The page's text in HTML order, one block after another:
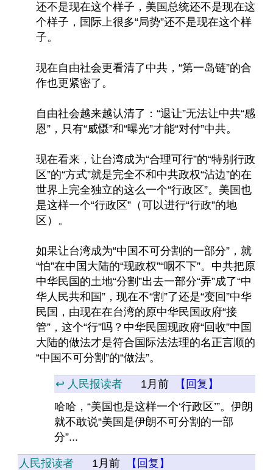
还不是现在这个样子，美国总统还不是现在这
个样子，国际上很多“局势”还不是现在这个样
子。
现在自由社会更看清了中共，“第一岛链”的合
作也更紧密了。
自由社会越来越认清了：“退让”无法让中共“感
恩”，只有“威慑”和“曝光”才能“对付”中共。
现在看来，让台湾成为“合理可行”的“特别行政
区”的“方式”就是完全不和中共政权“沾边”的在
世界上完全独立的这么一个“行政区”。美国也
是这样一个“行政区”（可以进行“行政”的地
区）。
如果让台湾成为“中国不可分割的一部分”，就
“怕”在中国大陆的“现政权”“咽不下”。中共把原
中华民国的土地“分割”出去一部分“弄”成了“中
华人民共和国”，现在不“割”了还是“变回”中华
民国，由现在在台湾的原中华民国政府“接
管”，这个“行”吗？中华民国现政府“回收”中国
大陆的做法才是符合国际法法理的名正言顺的
“中国不可分割”的“做法”。
↩️ 人民报读者 1月前
【回复】
哈哈，“美国也是这样一个‘行政区’”。伊朗
就不敢说“美国是伊朗不可分割的一部
分”...
人民报读者 1月前
【回复】